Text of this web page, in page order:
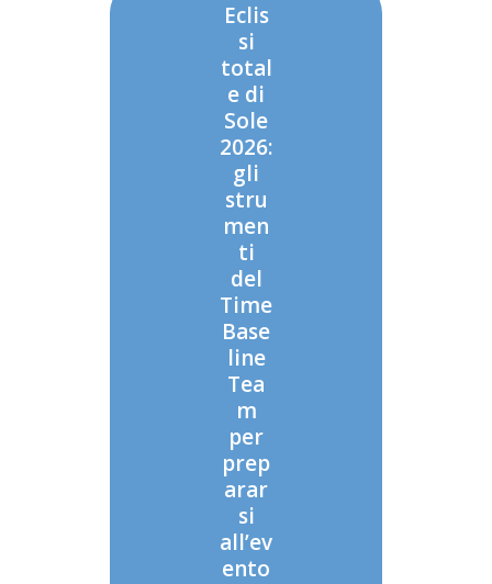
Eclis
si
total
e di
Sole
2026:
gli
stru
men
ti
del
Time
Base
line
Tea
m
per
prep
arar
si
all’ev
ento